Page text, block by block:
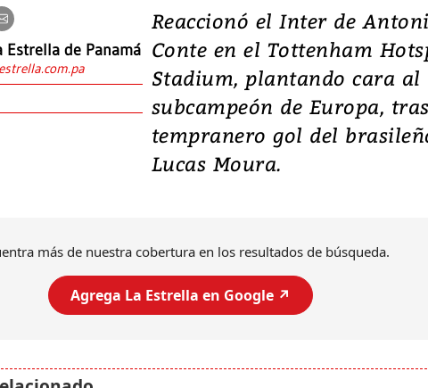
Estrella de Panamá
Reaccionó el Inter de
Conte en el Tottenham
Stadium, plantando cara al
subcampeón de Europa,
tempranero gol del
Lucas Moura.
más de nuestra cobertura en los resultados de búsqueda.
Agrega La Estrella en Google ↗️
Video: Lula lanza su
candidatura con
promesas de
en defensa,
tierras raras
presidente de Brasil, Luiz